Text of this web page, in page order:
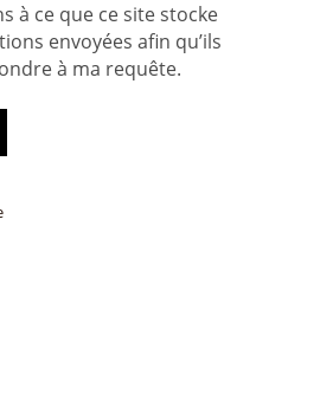
à ce que ce site stocke
envoyées afin qu’ils
à ma requête.